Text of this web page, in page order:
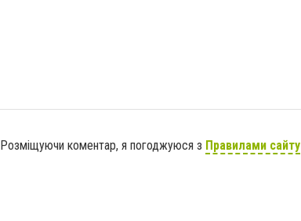
Розміщуючи коментар, я погоджуюся з Правилами сайту